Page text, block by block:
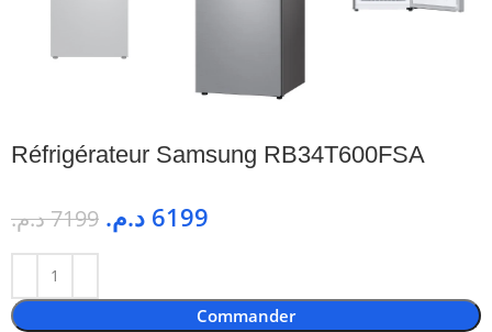
Réfrigérateur Samsung RB34T600FSA
7199د.م. 6199 د.م.
Commander